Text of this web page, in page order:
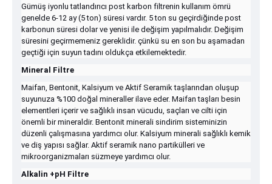
Gümüş iyonlu tatlandırıcı post karbon filtrenin kullanım ömrü
genelde 6-12 ay (5 ton) süresi vardır. 5 ton su geçirdiğinde post
karbonun süresi dolar ve yenisi ile değişim yapılmalıdır. Değişim
süresini geçirmemeniz gereklidir. çünkü su en son bu aşamadan
geçtiği için suyun tadını oldukça etkilemektedir.
Mineral Filtre
Maifan, Bentonit, Kalsiyum ve Aktif Seramik taşlarından oluşup
suyunuza %100 doğal mineraller ilave eder. Maifan taşları besin
elementleri içerir ve sağlıklı insan vücudu, saçları ve cilti için
önemli bir mineraldir. Bentonit minerali sindirim sisteminizin
düzenli çalışmasına yardımcı olur. Kalsiyum minerali sağlıklı kemik
ve diş yapısı sağlar. Aktif seramik nano partikülleri ve
mikroorganizmaları süzmeye yardımcı olur.
Alkalin +pH Filtre